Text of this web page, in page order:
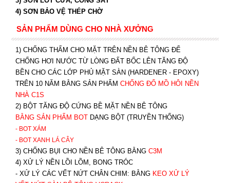
4) SƠN BẢO VỆ THÉP CHỜ
SẢN PHẨM DÙNG CHO NHÀ XƯỞNG
1) CHỐNG THẤM CHO MẶT TRÊN NỀN BÊ TÔNG ĐỂ
CHỐNG HƠI NƯỚC TỪ LÒNG ĐẤT BỐC LÊN TĂNG ĐỘ
BỀN CHO CÁC LỚP PHỦ MẶT SÀN (HARDENER - EPOXY)
TRÊN 10 NĂM BẰNG SẢN PHẨM CHỐNG ĐỔ MỒ HÔI NỀN
NHÀ C1S
2) BỘT TĂNG ĐỘ CỨNG BỀ MẶT NỀN BÊ TÔNG
BẰNG SẢN PHẨM BOTDẠNG BỘT (TRUYỀN THỐNG)
- BOT XÁM
- BOT XANH LÁ CÂY
3) CHỐNG BỤI CHO NỀN BÊ TÔNG BẰNG C3M
4) XỬ LÝ NỀN LỒI LÕM, BONG TRÓC
- XỬ LÝ CÁC VẾT NỨT CHÂN CHIM: BẰNG KEO XỬ LÝ